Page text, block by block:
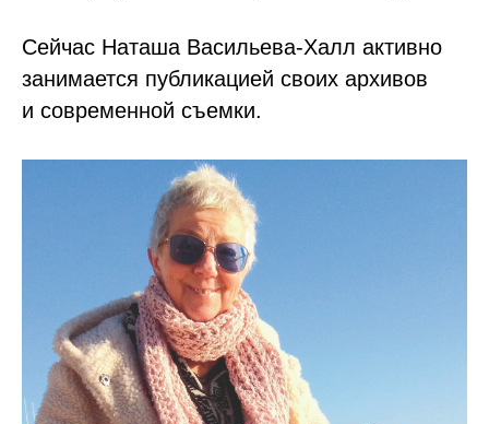
Сейчас Наташа Васильева-Халл активно
занимается публикацией своих архивов
и современной съемки.